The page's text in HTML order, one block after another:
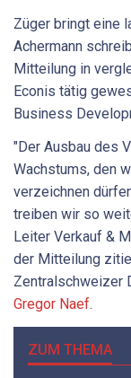
Züger bringt eine
Achermann
Mitteilung in
Econis tätig
Business
"Der Ausbau des
Wachstums, den
verzeichnen
treiben wir so
Leiter Verkauf &
der Mitteilung
Zentralschweizer
Gregor Naef.
ZUM THEMA